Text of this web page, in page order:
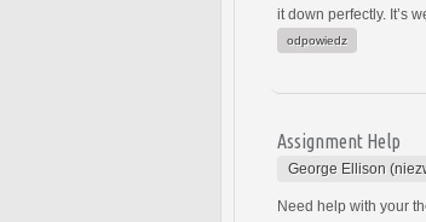
it down perfectly. It’s
odpowiedz
Assignment Help
George Ellison
Need help with your